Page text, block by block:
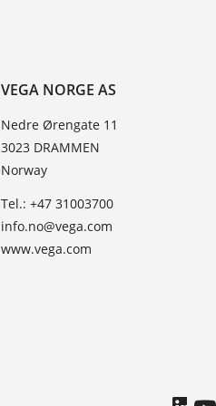
VEGA NORGE AS
Nedre Ørengate 11
3023 DRAMMEN
Norway
Tel.: +47 31003700
info.no@vega.com
www.vega.com